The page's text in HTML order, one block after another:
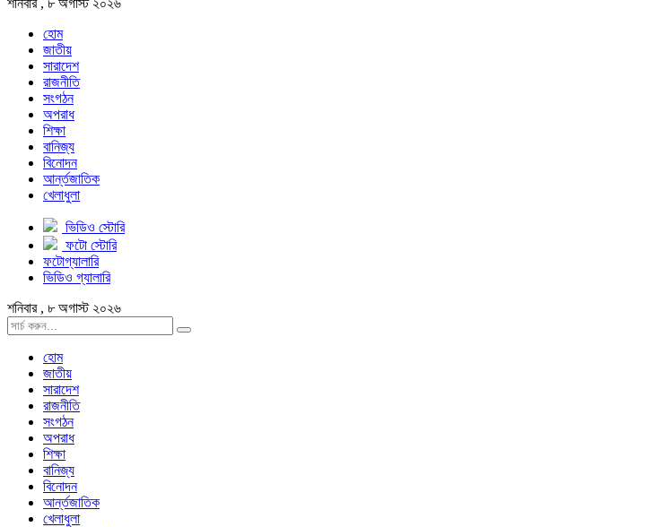
শনিবার , ৮ অগাস্ট ২০২৬
হোম
জাতীয়
সারাদেশ
রাজনীতি
সংগঠন
অপরাধ
শিক্ষা
বানিজ্য
বিনোদন
আর্ন্তজাতিক
খেলাধুলা
ভিডিও স্টোরি
ফটো স্টোরি
ফটোগ্যালারি
ভিডিও গ্যালারি
শনিবার , ৮ অগাস্ট ২০২৬
হোম
জাতীয়
সারাদেশ
রাজনীতি
সংগঠন
অপরাধ
শিক্ষা
বানিজ্য
বিনোদন
আর্ন্তজাতিক
খেলাধুলা